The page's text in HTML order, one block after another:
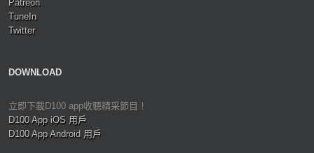
Patreon
TuneIn
Twitter
DOWNLOAD
立即下載D100 app收聽精采節目！
D100 App iOS 用戶
D100 App Android 用戶